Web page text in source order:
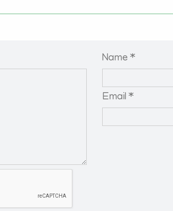
Name *
Email *